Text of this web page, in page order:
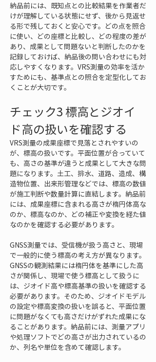
納品前には、既知点との比較結果を作業者だ
けが理解している状態にせず、後から見返せ
る形で残しておくと安心です。どの点を照合
に使い、どの座標と比較し、どの程度の差が
あり、成果として問題ないと判断したのかを
記録しておけば、納品後の問い合わせにも対
応しやすくなります。VRS測量の効率を活か
すためにも、基準点との照合を定型化してお
くことが大切です。
チェック3 標高とジオイ
ド高の扱いを確認する
VRS測量の成果座標で見落とされやすいの
が、標高の扱いです。平面位置が合っていて
も、高さの基準が違うと成果として大きな問
題になります。土工、排水、道路、造成、構
造物位置、出来形管理などでは、標高の数値
が施工判断や数量計算に直結します。納品前
には、成果座標に含まれる高さが楕円体高な
のか、標高なのか、どの補正や変換を経た値
なのかを確認する必要があります。
GNSS測量では、受信機が扱う高さと、現場
で一般的に使う標高の考え方が異なります。
GNSSの観測結果には楕円体を基準にした高
さが関係し、現場で使う標高として扱うに
は、ジオイド高や標高基準の扱いを確認する
必要があります。そのため、ジオイドモデル
の設定や標高変換の扱いを誤ると、平面位置
に問題がなくても高さだけがずれた成果にな
ることがあります。納品前には、測量アプリ
や処理ソフトでどの高さが出力されているの
か、列名や単位を含めて確認します。